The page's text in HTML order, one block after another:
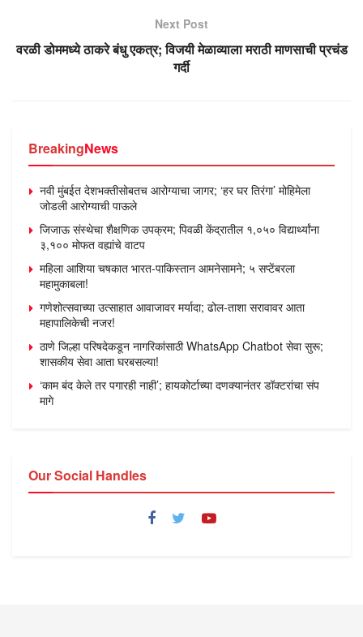
Next Post
वरळी डोममध्ये ठाकरे बंधु एकत्र; विजयी मेळाव्याला मराठी माणसाची प्रचंड
गर्दी
BreakingNews
नवी मुंबईत देशभक्तीसोबतच आरोग्याचा जागर; ‘हर घर तिरंगा’ मोहिमेला
जोडली आरोग्याची पाऊले
जिजाऊ संस्थेचा शैक्षणिक उपक्रम; पिवळी केंद्रातील १,०५० विद्यार्थ्यांना
३,१०० मोफत वह्यांचे वाटप
महिला आशिया चषकात भारत-पाकिस्तान आमनेसामने; ५ सप्टेंबरला
महामुकाबला!
गणेशोत्सवाच्या उत्साहात आवाजावर मर्यादा; ढोल-ताशा सरावावर आता
महापालिकेची नजर!
ठाणे जिल्हा परिषदेकडून नागरिकांसाठी WhatsApp Chatbot सेवा सुरू;
शासकीय सेवा आता घरबसल्या!
‘काम बंद केले तर पगारही नाही’; हायकोर्टाच्या दणक्यानंतर डॉक्टरांचा संप
मागे
Our Social Handles